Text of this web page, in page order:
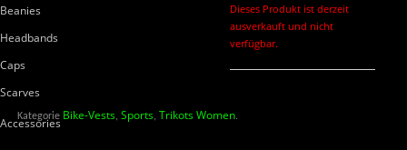
Beanies
Headbands
Caps
Scarves
Accessories
Dieses Produkt ist derzeit
ausverkauft und nicht
verfügbar.
Kategorie Bike-Vests, Sports, Trikots Women.